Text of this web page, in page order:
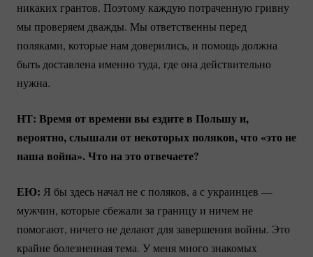
никаких грантов. Поэтому каждую потраченную гривну
мы проверяем дважды. Мы ответственны перед
поляками, которые нам доверились, и помощь должна
быть доставлена именно туда, где она действительно
нужна.
НТ: Время от времени вы ездите в Польшу и,
вероятно, слышали от некоторых поляков, что «это не
наша война». Что на это отвечаете?
ЕЮ: Я бы здесь начал не с поляков, а с украинцев —
мужчин, которые сбежали за границу и ничем не
помогают, ничего не делают для завершения войны. Это
крайне болезненная тема. У меня много знакомых